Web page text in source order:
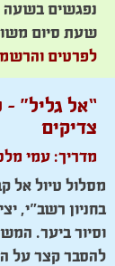
שעת סיום משוערת
לפרטים
“אל גליל” –
צדיקים
מדריך: עמי
מסלול טיול אל
בחניון רשב”י,
וסיור ביער.
להסבר קצר על